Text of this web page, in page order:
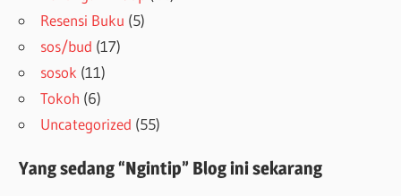
Resensi Buku (5)
sos/bud (17)
sosok (11)
Tokoh (6)
Uncategorized (55)
Yang sedang “Ngintip” Blog ini sekarang